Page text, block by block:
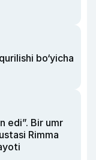
bo‘yicha
edi”. Bir umr
Rimma